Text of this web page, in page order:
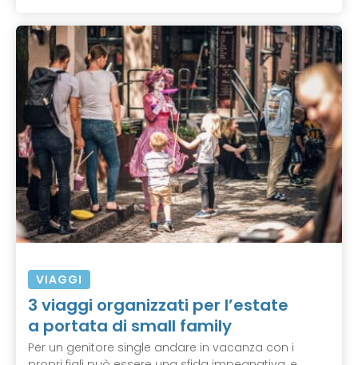
VIAGGI
3 viaggi organizzati per l’estate
a portata di small family
Per un genitore single andare in vacanza con i